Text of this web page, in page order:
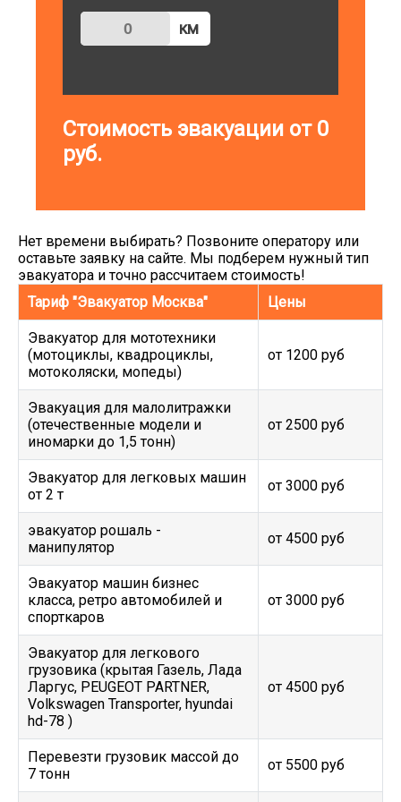
км
Стоимость эвакуации от 0
руб.
Нет времени выбирать? Позвоните оператору или
оставьте заявку на сайте. Мы подберем нужный тип
эвакуатора и точно рассчитаем стоимость!
Тариф "Эвакуатор Москва"
Цены
Эвакуатор для мототехники
(мотоциклы, квадроциклы,
мотоколяски, мопеды)
от 1200 руб
Эвакуация для малолитражки
(отечественные модели и
иномарки до 1,5 тонн)
от 2500 руб
Эвакуатор для легковых машин
от 2 т
от 3000 руб
эвакуатор рошаль -
манипулятор
от 4500 руб
Эвакуатор машин бизнес
класса, ретро автомобилей и
спорткаров
от 3000 руб
Эвакуатор для легкового
грузовика (крытая Газель, Лада
Ларгус, PEUGEOT PARTNER,
Volkswagen Transporter, hyundai
hd-78 )
от 4500 руб
Перевезти грузовик массой до
7 тонн
от 5500 руб